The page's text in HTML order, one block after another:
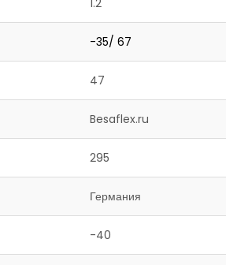
1.2
-35/ 67
47
Besaflex.ru
295
Германия
-40